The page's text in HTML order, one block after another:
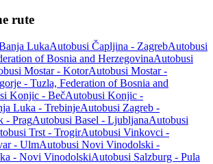
rute
LukaAutobusi Čapljina - ZagrebAutobusi
of Bosnia and HerzegovinaAutobusi
Mostar - KotorAutobusi Mostar -
- Tuzla, Federation of Bosnia and
Konjic - BečAutobusi Konjic -
Luka - TrebinjeAutobusi Zagreb -
- PragAutobusi Basel - LjubljanaAutobusi
Trst - TrogirAutobusi Vinkovci -
- UlmAutobusi Novi Vinodolski -
- Novi VinodolskiAutobusi Salzburg - Pula